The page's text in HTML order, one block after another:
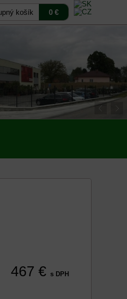
košík 0 €
467 € s DPH